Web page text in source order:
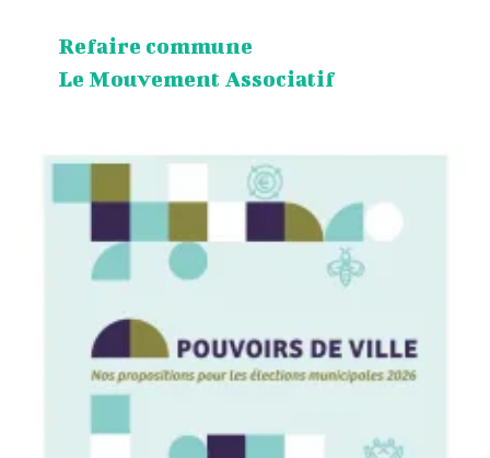
Refaire commune
Le Mouvement Associatif